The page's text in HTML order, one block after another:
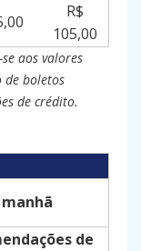
R$
105,00
aos valores
de boletos
de crédito.
de